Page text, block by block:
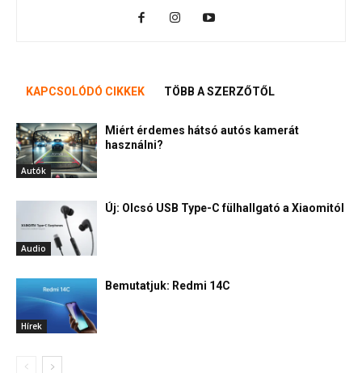
KAPCSOLÓDÓ CIKKEK TÖBB A SZERZŐTŐL
Autók
Miért érdemes hátsó autós kamerát
használni?
Audio
Új: Olcsó USB Type-C fülhallgató a Xiaomitól
Hírek
Bemutatjuk: Redmi 14C